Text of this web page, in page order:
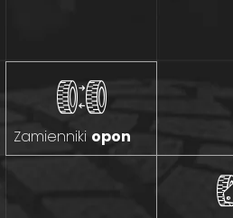
Zamienniki opon